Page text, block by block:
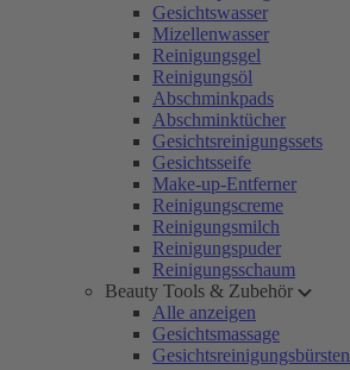
Gesichtswasser
Mizellenwasser
Reinigungsgel
Reinigungsöl
Abschminkpads
Abschminktücher
Gesichtsreinigungssets
Gesichtsseife
Make-up-Entferner
Reinigungscreme
Reinigungsmilch
Reinigungspuder
Reinigungsschaum
Beauty Tools & Zubehör
Alle anzeigen
Gesichtsmassage
Gesichtsreinigungsbürsten